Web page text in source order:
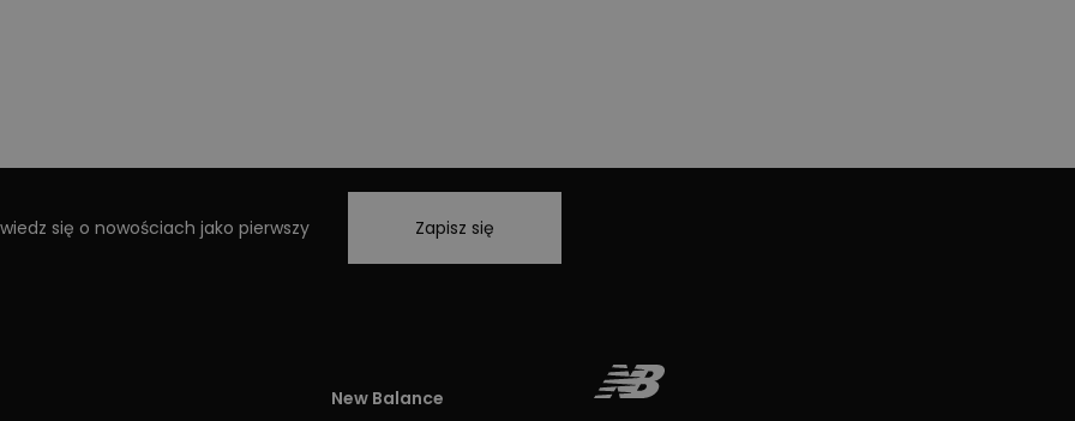
się o nowościach jako pierwszy Zapisz się
New Balance